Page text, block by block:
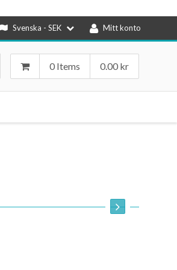
Svenska - SEK Mitt konto
0 Items 0.00 kr